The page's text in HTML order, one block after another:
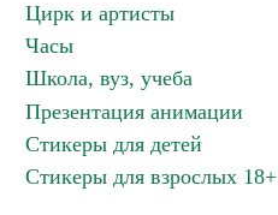
Цирк и артисты
Часы
Школа, вуз, учеба
Презентация анимации
Стикеры для детей
Стикеры для взрослых 18+